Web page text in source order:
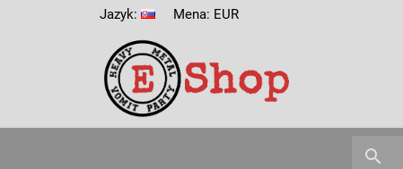
Jazyk: Mena: EUR
search